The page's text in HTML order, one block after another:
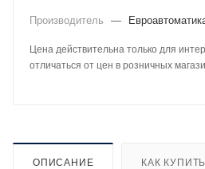
Производитель —
Цена действительна только для
отличаться от цен в розничных
ОПИСАНИЕ КАК КУПИТЬ